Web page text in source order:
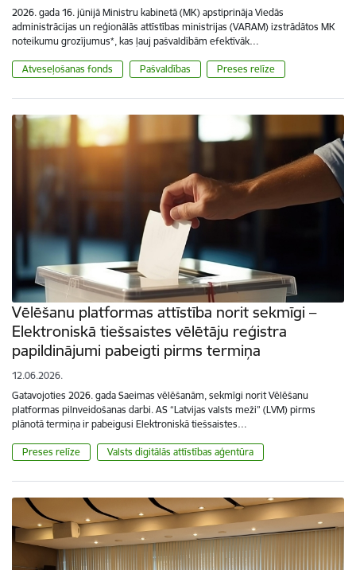
2026. gada 16. jūnijā Ministru kabinetā (MK) apstiprināja Viedās
administrācijas un reģionālās attīstības ministrijas (VARAM) izstrādātos MK
noteikumu grozījumus*, kas ļauj pašvaldībām efektīvāk…
Atveseļošanas fonds Pašvaldības Preses relīze
Vēlēšanu platformas attīstība norit sekmīgi –
Elektroniskā tiešsaistes vēlētāju reģistra
papildinājumi pabeigti pirms termiņa
12.06.2026.
Gatavojoties 2026. gada Saeimas vēlēšanām, sekmīgi norit Vēlēšanu
platformas pilnveidošanas darbi. AS “Latvijas valsts meži” (LVM) pirms
plānotā termiņa ir pabeigusi Elektroniskā tiešsaistes…
Preses relīze Valsts digitālās attīstības aģentūra